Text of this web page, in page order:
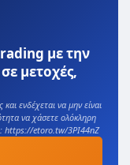
με την
μετοχές,
ενδέχεται να μην είναι
να χάσετε ολόκληρη
https://etoro.tw/3PI44nZ